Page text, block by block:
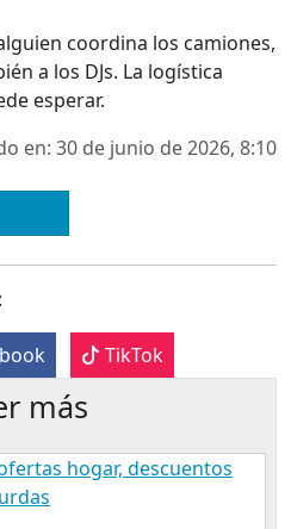
coordina los camiones,
a los DJs. La logística
esperar.
en: 30 de junio de 2026, 8:10
TikTok
más